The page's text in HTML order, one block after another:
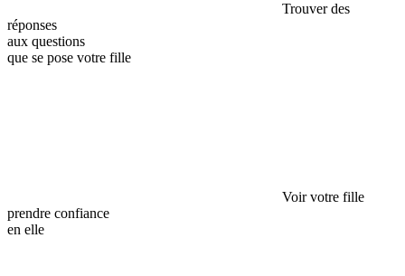
Trouver des
réponses
aux questions
que se pose votre fille
Voir votre fille
prendre confiance
en elle